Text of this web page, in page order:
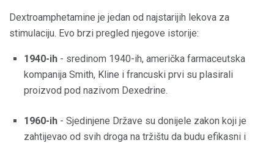
Dextroamphetamine je jedan od najstarijih lekova za
stimulaciju. Evo brzi pregled njegove istorije:
1940-ih - sredinom 1940-ih, američka farmaceutska
kompanija Smith, Kline i francuski prvi su plasirali
proizvod pod nazivom Dexedrine.
1960-ih - Sjedinjene Države su donijele zakon koji je
zahtijevao od svih droga na tržištu da budu efikasni i